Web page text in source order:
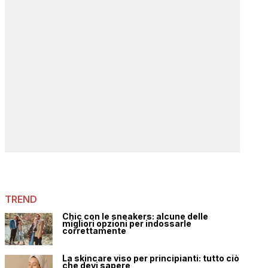
TREND
Chic con le sneakers: alcune delle
migliori opzioni per indossarle
correttamente
La skincare viso per principianti: tutto ciò
che devi sapere